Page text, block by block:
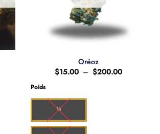
Oréoz
$15.00 – $200.00Plage
Poids
1g